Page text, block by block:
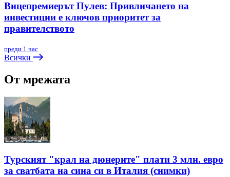
Вицепремиерът Пулев: Привличането на
инвестиции е ключов приоритет за
правителството
преди 1 час
Всички
От мрежата
Турският "крал на дюнерите" плати 3 млн. евро
за сватбата на сина си в Италия (снимки)